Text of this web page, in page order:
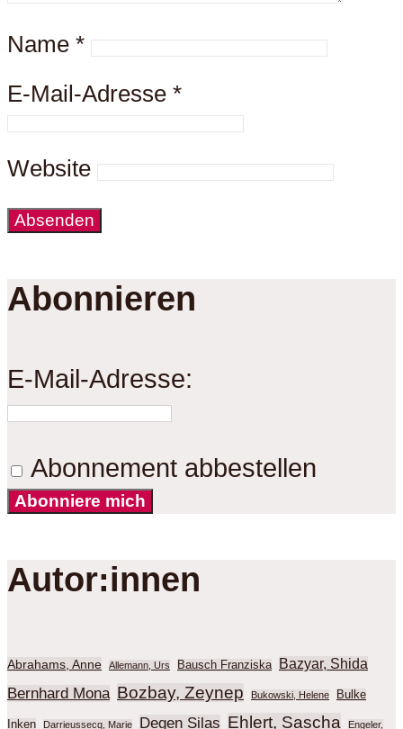
Name *
E-Mail-Adresse *
Website
Abonnieren
E-Mail-Adresse:
Abonnement abbestellen
Abonniere mich
Autor:innen
Abrahams, Anne Allemann, Urs Bausch Franziska Bazyar, Shida
Bernhard Mona Bozbay, Zeynep Bukowski, Helene Bulke
Inken Darrieussecq, Marie Degen Silas Ehlert, Sascha Engeler,